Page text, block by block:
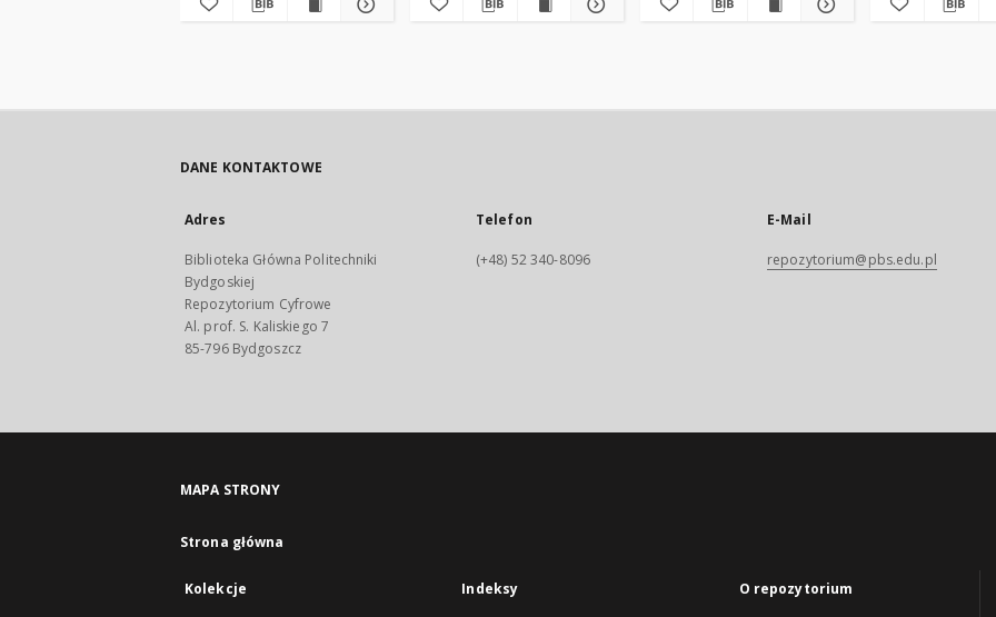
DANE KONTAKTOWE
Adres
Biblioteka Główna Politechniki
Bydgoskiej
Repozytorium Cyfrowe
Al. prof. S. Kaliskiego 7
85-796 Bydgoszcz
Telefon
(+48) 52 340-8096
E-Mail
repozytorium@pbs.edu.pl
MAPA STRONY
Strona główna
Kolekcje Indeksy O repozytorium